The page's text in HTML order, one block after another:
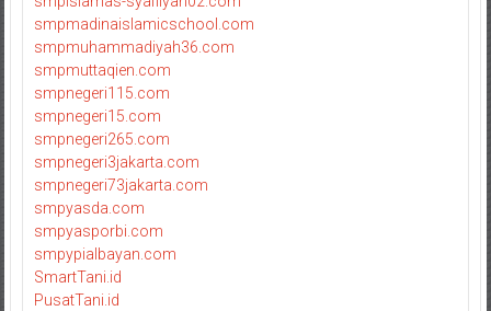
smpmadinaislamicschool.com
smpmuhammadiyah36.com
smpmuttaqien.com
smpnegeri115.com
smpnegeri15.com
smpnegeri265.com
smpnegeri3jakarta.com
smpnegeri73jakarta.com
smpyasda.com
smpyasporbi.com
smpypialbayan.com
SmartTani.id
PusatTani.id